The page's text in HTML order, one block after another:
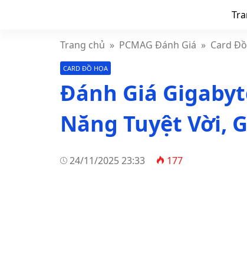
Trang chủ » PCMAG Đánh Giá » Card
CARD ĐỒ HỌA
Đánh Giá
Năng Tuyệt Vời,
24/11/2025 23:33 177